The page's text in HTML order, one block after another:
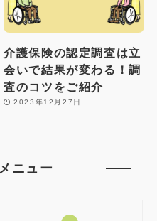
介護保険の認定調査は立
会いで結果が変わる！調
査のコツをご紹介
2023年12月27日
ニュー